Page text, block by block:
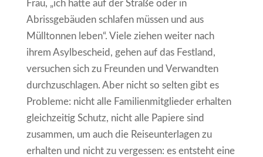
Frau, „ich hätte auf der Straße oder in
Abrissgebäuden schlafen müssen und aus
Mülltonnen leben“. Viele ziehen weiter nach
ihrem Asylbescheid, gehen auf das Festland,
versuchen sich zu Freunden und Verwandten
durchzuschlagen. Aber nicht so selten gibt es
Probleme: nicht alle Familienmitglieder erhalten
gleichzeitig Schutz, nicht alle Papiere sind
zusammen, um auch die Reiseunterlagen zu
erhalten und nicht zu vergessen: es entsteht eine